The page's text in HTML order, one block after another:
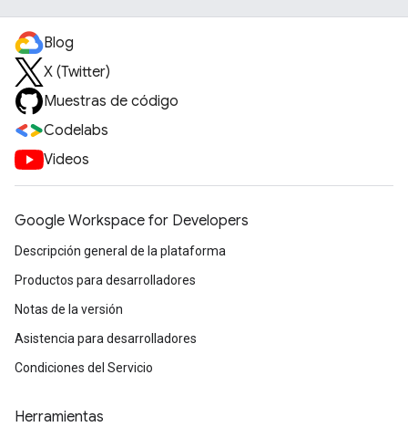
Blog
X (Twitter)
Muestras de código
Codelabs
Videos
Google Workspace for Developers
Descripción general de la plataforma
Productos para desarrolladores
Notas de la versión
Asistencia para desarrolladores
Condiciones del Servicio
Herramientas